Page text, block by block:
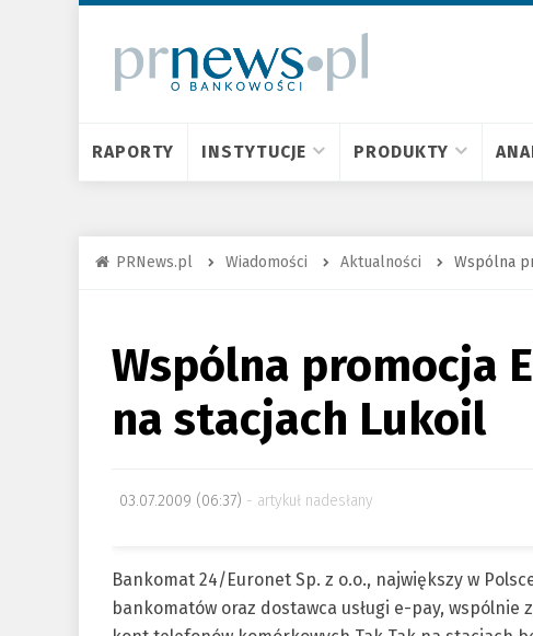
RAPORTY INSTYTUCJE PRODUKTY
PRNews.pl Wiadomości Aktualności Wspólna
Wspólna promocja
na stacjach Lukoil
03.07.2009 (06:37) artykuł nadesłany
Bankomat 24/Euronet Sp. z o.o., największy w
bankomatów oraz dostawca usługi e-pay, wspólnie